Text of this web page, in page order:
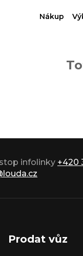
Nákup
infolinky +420
Prodat vůz